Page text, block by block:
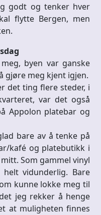
godt og tenker hver
flytte Bergen, men
byen var ganske
gjøre meg kjent igjen.
det ting flere steder, i
var det også
Appolon platebar og
bare av å tenke på
kafé og platebutikk i
Som gammel vinyl
helt vidunderlig. Bare
kunne lokke meg til
jeg rekker å henge
at muligheten finnes